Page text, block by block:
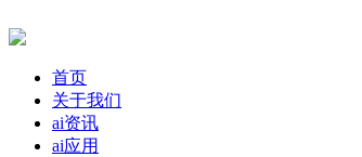
首页
关于我们
ai资讯
ai应用